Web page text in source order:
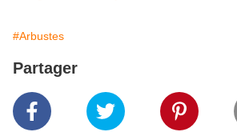
#Arbustes
Partager